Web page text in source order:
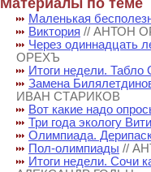
Маленькая
Виктория // АНТОН
Через одиннадцать
ОРЕХЪ
Итоги недели.
Замена
ИВАН СТАРИКОВ
Вот какие надо
Три года экологу
Олимпиада.
Пол-олимпиады //
Итоги недели. Сочи